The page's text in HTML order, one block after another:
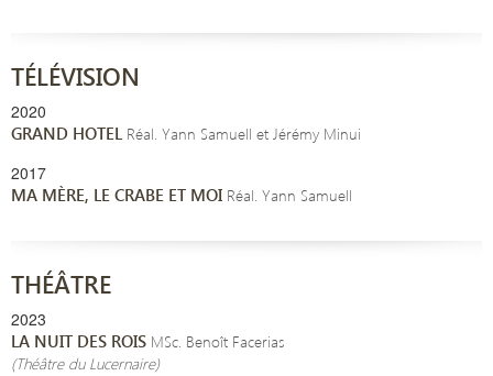
TÉLÉVISION
2020
GRAND HOTEL Réal. Yann Samuell et Jérémy Minui
2017
MA MÈRE, LE CRABE ET MOI Réal. Yann Samuell
THÉÂTRE
2023
LA NUIT DES ROIS MSc. Benoît Facerias
(Théâtre du Lucernaire)